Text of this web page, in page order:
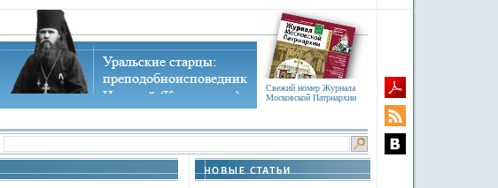
Свежий номер Журнала
Московской Патриархии